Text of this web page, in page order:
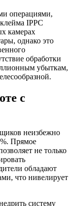
операциями,
IPPC
камерах
однако это
обработки
убыткам,
с
неизбежно
Прямое
не только
обладают
что нивелирует
систему